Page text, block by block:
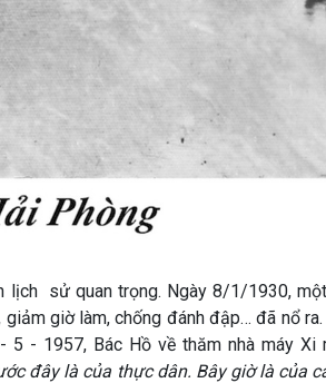
sử quan trọng. Ngày 8/1/1930,
giờ làm, chống đánh đập… đã nổ ra.
5 - 1957, Bác Hồ về thăm nhà máy Xi
đây là của thực dân. Bây giờ là của